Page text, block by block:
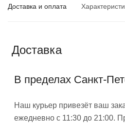
Доставка и оплата
Доставка
В пределах Санкт-
Наш курьер привезёт ваш
ежедневно с 11:30 до 21:00.